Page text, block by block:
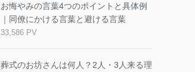
お悔やみの言葉4つのポイントと具体例
｜同僚にかける言葉と避ける言葉
33,586 PV
葬式のお坊さんは何人？2人・3人来る理